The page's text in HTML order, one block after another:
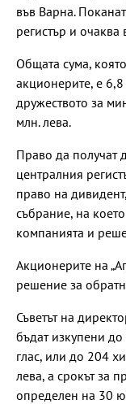
във Варна.
регистър и очаква
Общата сума,
акционерите, е
дружеството за
млн. лева.
Право да получат
централния
право на
събрание, на
компанията и
Акционерите на
решение за
Съветът на
бъдат изкупени
глас, или до 204
лева, а срокът за
определен на 30